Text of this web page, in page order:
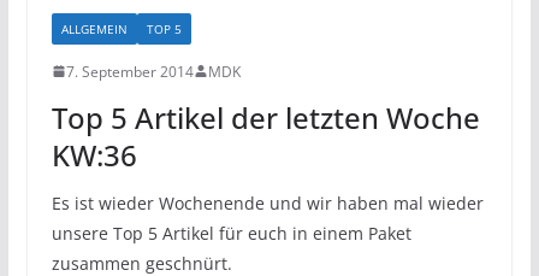
ALLGEMEIN TOP 5
7. September 2014 MDK
Top 5 Artikel der letzten Woche
KW:36
Es ist wieder Wochenende und wir haben mal wieder
unsere Top 5 Artikel für euch in einem Paket
zusammen geschnürt.